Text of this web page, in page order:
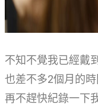
不知不覺我已經戴
也差不多2個月的時
再不趕快紀錄一下